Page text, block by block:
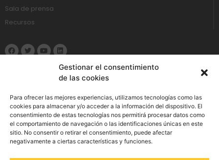
Gestionar el consentimiento
de las cookies
Para ofrecer las mejores experiencias, utilizamos tecnologías como las
cookies para almacenar y/o acceder a la información del dispositivo. El
consentimiento de estas tecnologías nos permitirá procesar datos como
el comportamiento de navegación o las identificaciones únicas en este
sitio. No consentir o retirar el consentimiento, puede afectar
negativamente a ciertas características y funciones.
Sala de prensa
Recursos
Política de Privacidad
Aviso Legal
Política de cookies